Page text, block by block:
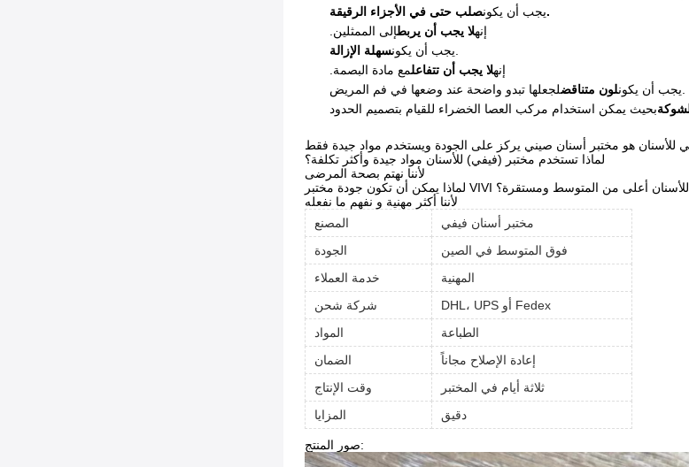
يجب أن يكونصلب حتى في الأجزاء الرقيقة.
.إنهلا يجب أن يربطإلى الممثلين
يجب أن يكونسهلة الإزالة
.إنهلا يجب أن تتفاعلمع مادة البصمة
يجب أن يكونلون متناقض
لماذا تستخدم مختبر (فيفي) للأسنان مواد جيدة وأكثر تكلفة؟
لأننا نهتم بصحة المرضى
لماذا يمكن أن تكون جودة مختبر VIVI للأسنان أعلى من المتوسط ومستقرة؟
لأننا أكثر مهنية و نفهم ما نفعله
المصنع
مختبر أسنان فيفي
الجودة
فوق المتوسط في الصين
خدمة العملاء
المهنية
شركة شحن
DHL، UPS أو Fedex
المواد
الطباعة
الضمان
إعادة الإصلاح مجاناً
وقت الإنتاج
ثلاثة أيام في المختبر
المزايا
دقيق
صور المنتج: